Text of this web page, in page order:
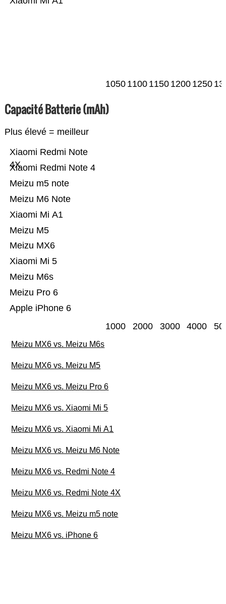
1050 1100 1150 1200 1250
Capacité Batterie (mAh)
Plus élevé = meilleur
Apple iPhone 6
Meizu Pro 6
Meizu M6s
Xiaomi Mi 5
Meizu MX6
Meizu M5
Xiaomi Mi A1
Meizu M6 Note
Meizu m5 note
Xiaomi Redmi Note 4
Xiaomi Redmi Note
4X
1000 2000 3000 4000
Meizu MX6 vs. Meizu M6s
Meizu MX6 vs. Meizu M5
Meizu MX6 vs. Meizu Pro 6
Meizu MX6 vs. Xiaomi Mi 5
Meizu MX6 vs. Xiaomi Mi A1
Meizu MX6 vs. Meizu M6 Note
Meizu MX6 vs. Redmi Note 4
Meizu MX6 vs. Redmi Note 4X
Meizu MX6 vs. Meizu m5 note
Meizu MX6 vs. iPhone 6